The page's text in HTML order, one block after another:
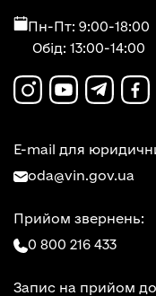
Пн-Пт: 9:00-18:00
Обід: 13:00-14:00
E-mail для
oda@vin.gov.ua
Прийом звернень:
0 800 216 433
Запис на прийом